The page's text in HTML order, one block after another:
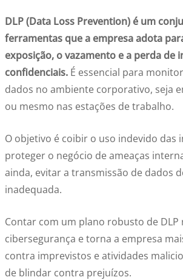
DLP (Data Loss Prevention) é um
ferramentas que a empresa adota
exposição, o vazamento e a perda de
confidenciais. É essencial para
dados no ambiente corporativo, seja
ou mesmo nas estações de trabalho.
O objetivo é coibir o uso indevido das
proteger o negócio de ameaças
ainda, evitar a transmissão de dados
inadequada.
Contar com um plano robusto de DLP
cibersegurança e torna a empresa
contra imprevistos e atividades
de blindar contra prejuízos.